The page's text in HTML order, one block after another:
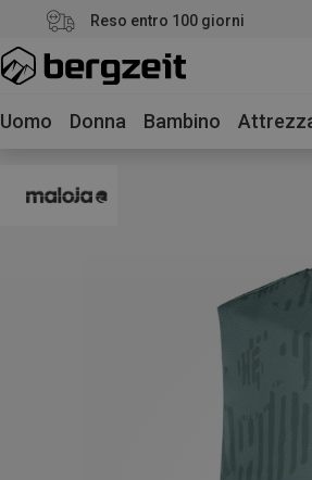
Reso entro 100 giorni
Uomo Donna Bambino